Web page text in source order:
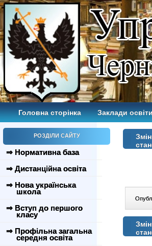
Головна сторінка Заклади
РОЗДІЛИ САЙТУ
⇒ Нормативна база
⇒ Дистанційна освіта
⇒ Нова українська
школа
⇒ Вступ до першого
класу
⇒ Профільна загальна
середня освіта